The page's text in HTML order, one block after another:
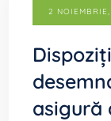
2
asigură